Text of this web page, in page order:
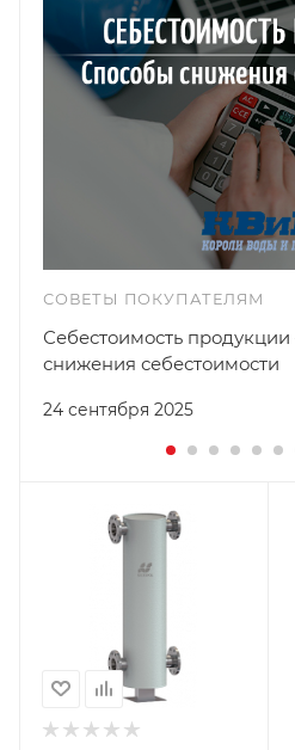
СОВЕТЫ ПОКУПАТЕЛЯМ
24 сентября 2025
Себестоимость
снижения себестоимости